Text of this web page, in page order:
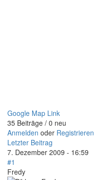
Google Map Link
35 Beiträge / 0 neu
Anmelden oder Registrieren
Letzter Beitrag
7. Dezember 2009 - 16:59
#1
Fredy